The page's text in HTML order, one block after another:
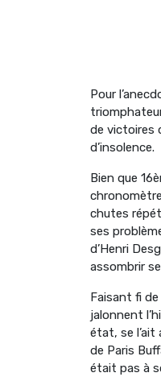
Pour
de victoires
d’insolence.
Bien que
chutes
ses
d’Henri
assombrir
Faisant fi
jalonnent
état, se l’ait
de Paris
était pas à